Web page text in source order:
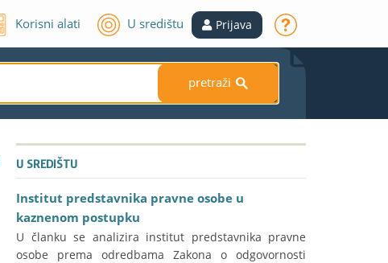
Korisni alati U središtu Prijava
pretraži S
U SREDIŠTU
Institut predstavnika pravne osobe u
kaznenom postupku
U članku se analizira institut predstavnika pravne
osobe prema odredbama Zakona o odgovornosti